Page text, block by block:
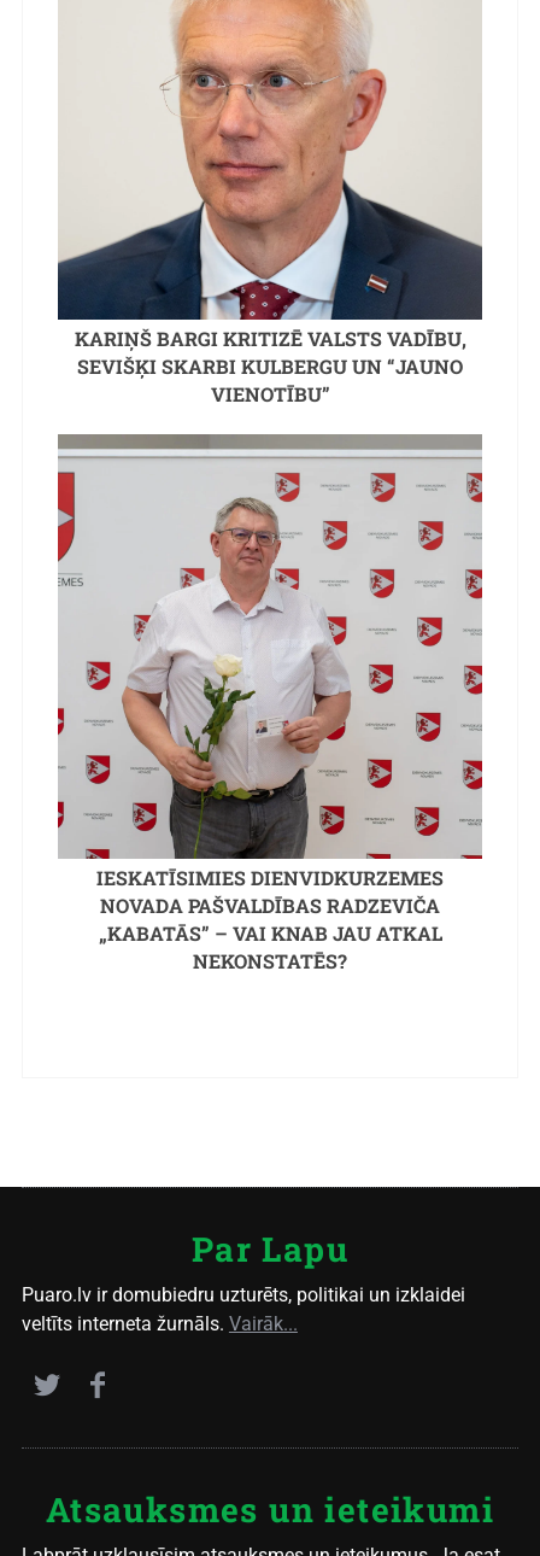
KARIŅŠ BARGI KRITIZĒ VALSTS VADĪBU,
SEVIŠĶI SKARBI KULBERGU UN “JAUNO
VIENOTĪBU”
IESKATĪSIMIES DIENVIDKURZEMES
NOVADA PAŠVALDĪBAS RADZEVIČA
„KABATĀS” – VAI KNAB JAU ATKAL
NEKONSTATĒS?
Par Lapu
Puaro.lv ir domubiedru uzturēts, politikai un izklaidei
veltīts interneta žurnāls. Vairāk...
Atsauksmes un ieteikumi